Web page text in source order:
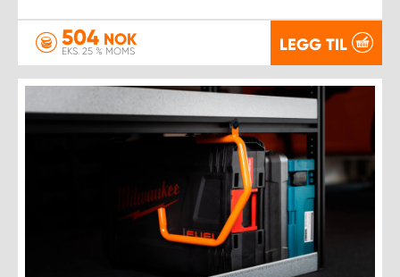
504 NOK
EKS. 25 % MOMS LEGG TIL